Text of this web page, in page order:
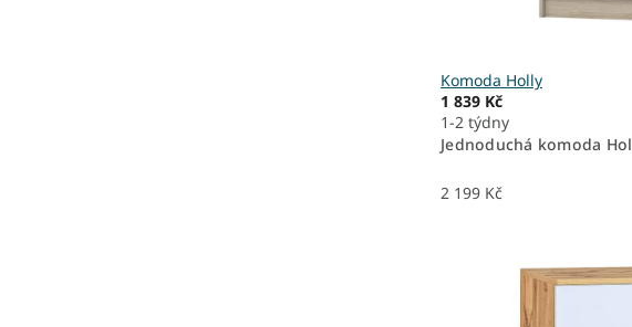
Komoda Holly
1 839 Kč
1-2 týdny
Jednoduchá komoda
2 199 Kč